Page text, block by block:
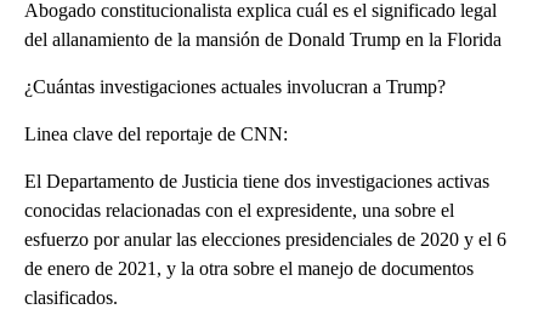
Abogado constitucionalista explica cuál es el significado legal
del allanamiento de la mansión de Donald Trump en la Florida
¿Cuántas investigaciones actuales involucran a Trump?
Linea clave del reportaje de CNN:
El Departamento de Justicia tiene dos investigaciones activas
conocidas relacionadas con el expresidente, una sobre el
esfuerzo por anular las elecciones presidenciales de 2020 y el 6
de enero de 2021, y la otra sobre el manejo de documentos
clasificados.